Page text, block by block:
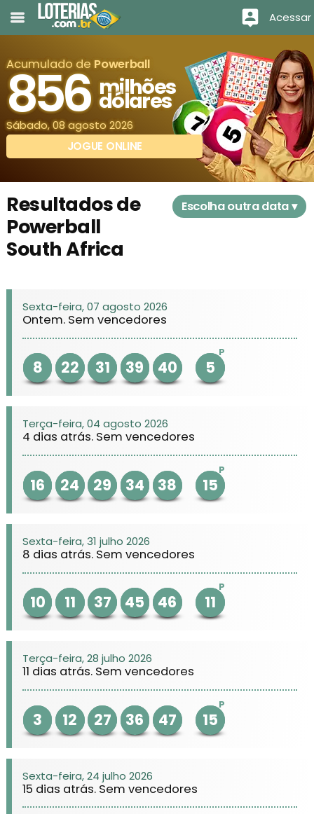
Acessar
Acumulado de Powerball
856 milhões
dólares
Sábado, 08 agosto 2026
JOGUE ONLINE
Resultados de
Powerball
South Africa
Escolha outra data ▾
Sexta-feira, 07 agosto 2026
Ontem. Sem vencedores
8 22 31 39 40
P
5
Terça-feira, 04 agosto 2026
4 dias atrás. Sem vencedores
16 24 29 34 38
P
15
Sexta-feira, 31 julho 2026
8 dias atrás. Sem vencedores
10 11 37 45 46
P
11
Terça-feira, 28 julho 2026
11 dias atrás. Sem vencedores
3 12 27 36 47
P
15
Sexta-feira, 24 julho 2026
15 dias atrás. Sem vencedores